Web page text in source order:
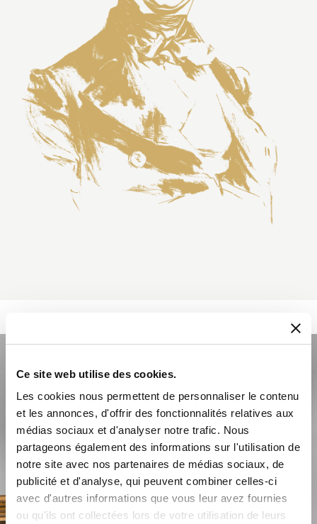
Ce site web utilise des cookies.
Les cookies nous permettent de personnaliser le contenu
et les annonces, d'offrir des fonctionnalités relatives aux
médias sociaux et d'analyser notre trafic. Nous
partageons également des informations sur l'utilisation de
notre site avec nos partenaires de médias sociaux, de
publicité et d'analyse, qui peuvent combiner celles-ci
avec d'autres informations que vous leur avez fournies
ou qu'ils ont collectées lors de votre utilisation de leurs